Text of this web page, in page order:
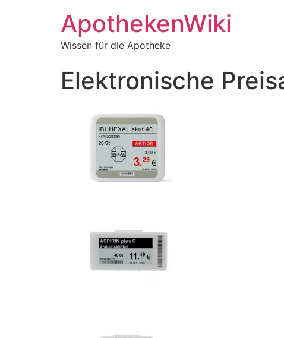
ApothekenWiki
Wissen für die Apotheke
Elektronische